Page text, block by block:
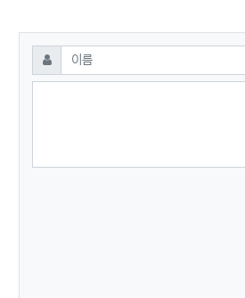
댓글쓰기
이름 필수